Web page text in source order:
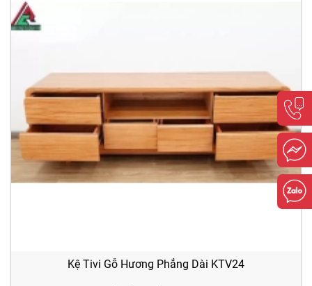
Kệ Tivi Gỗ Hương Phẳng Dài KTV24